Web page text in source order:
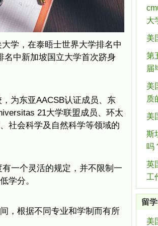
学，在泰晤士世界大学排名中
名中新加坡国立大学首次跻身
为东亚AACSB认证成员、东
21大学联盟成员、环太
社会科学及自然科学等领域的
一个灵活的规定，并不限制一
学分。
，根据不同专业和学制而有所
大
美
第
届
美
质
美
斯
吗
英
工
留学
美